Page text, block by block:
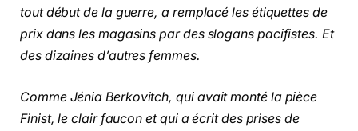
tout début de la guerre, a remplacé les étiquettes de
prix dans les magasins par des slogans pacifistes. Et
des dizaines d’autres femmes.
Comme Jénia Berkovitch, qui avait monté la pièce
Finist, le clair faucon et qui a écrit des prises de